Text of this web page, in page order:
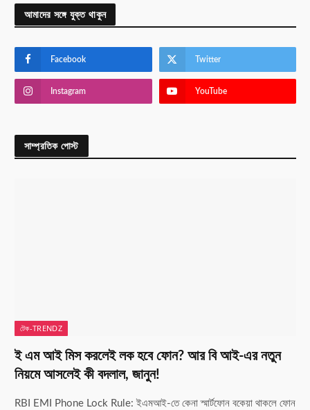
আমাদের সঙ্গে যুক্ত থাকুন
Facebook Twitter
Instagram YouTube
সাম্প্রতিক পোস্ট
টেক-TRENDZ
ই এম আই মিস করলেই লক হবে ফোন? আর বি আই-এর নতুন
নিয়মে আসলেই কী বদলাল, জানুন!
RBI EMI Phone Lock Rule: ইএমআই-তে কেনা স্মার্টফোন বকেয়া থাকলে ফোন